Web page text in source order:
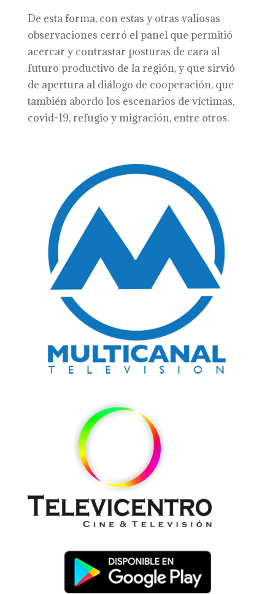
De esta forma, con estas y otras valiosas
observaciones cerró el panel que permitió
acercar y contrastar posturas de cara al
futuro productivo de la región, y que sirvió
de apertura al diálogo de cooperación, que
también abordo los escenarios de víctimas,
covid-19, refugio y migración, entre otros.